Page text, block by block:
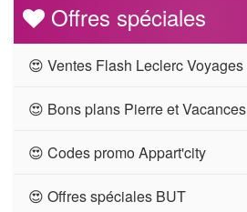
Offres spéciales
😍 Ventes Flash Leclerc Voyages
😍 Bons plans Pierre et Vacances
😍 Codes promo Appart'city
😍 Offres spéciales BUT